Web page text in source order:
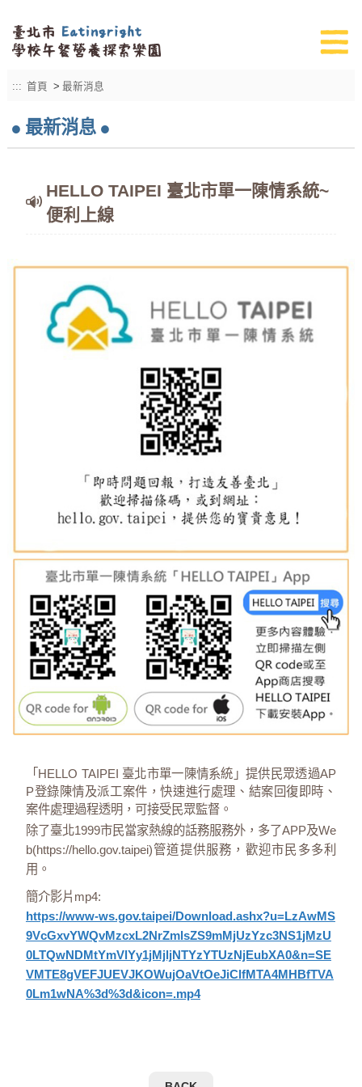
::: 首頁 > 最新消息
最新消息
HELLO TAIPEI 臺北市單一陳情系統~
便利上線
「HELLO TAIPEI 臺北市單一陳情系統」提供民眾透過AP
P登錄陳情及派工案件，快速進行處理、結案回復即時、
案件處理過程透明，可接受民眾監督。
除了臺北1999市民當家熱線的話務服務外，多了APP及We
b(https://hello.gov.taipei)管道提供服務，歡迎市民多多利
用。
簡介影片mp4:
https://www-ws.gov.taipei/Download.ashx?u=LzAwMS
9VcGxvYWQvMzcxL2NrZmlsZS9mMjUzYzc3NS1jMzU
0LTQwNDMtYmVlYy1jMjljNTYzYTUzNjEubXA0&n=SE
VMTE8gVEFJUEVJKOWujOaVtOeJiClfMTA4MHBfTVA
0Lm1wNA%3d%3d&icon=.mp4